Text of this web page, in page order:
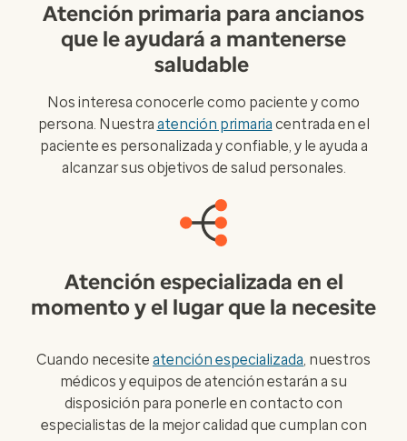
Atención primaria para ancianos
que le ayudará a mantenerse
saludable
Nos interesa conocerle como paciente y como
persona. Nuestra atención primaria centrada en el
paciente es personalizada y confiable, y le ayuda a
alcanzar sus objetivos de salud personales.
Atención especializada en el
momento y el lugar que la necesite
Cuando necesite atención especializada, nuestros
médicos y equipos de atención estarán a su
disposición para ponerle en contacto con
especialistas de la mejor calidad que cumplan con